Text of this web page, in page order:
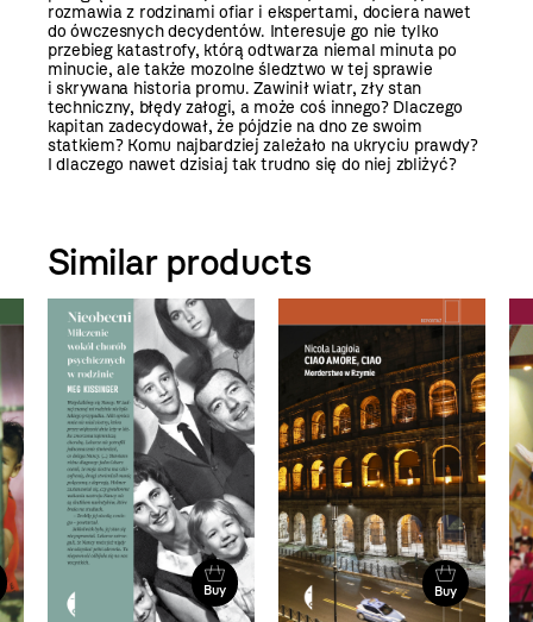
rozmawia z rodzinami ofiar i ekspertami, dociera nawet
do ówczesnych decydentów. Interesuje go nie tylko
przebieg katastrofy, którą odtwarza niemal minuta po
minucie, ale także mozolne śledztwo w tej sprawie
i skrywana historia promu. Zawinił wiatr, zły stan
techniczny, błędy załogi, a może coś innego? Dlaczego
kapitan zadecydował, że pójdzie na dno ze swoim
statkiem? Komu najbardziej zależało na ukryciu prawdy?
I dlaczego nawet dzisiaj tak trudno się do niej zbliżyć?
Similar products
Buy Buy